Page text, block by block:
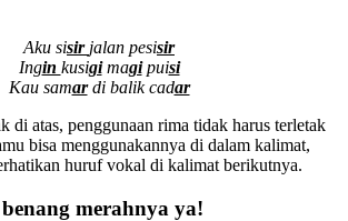
Aku sisir jalan pesisir
Ingin kusigimagipuisi
Kau samardi balik cadar
di atas, penggunaan rima tidak harus terletak
bisa menggunakannya di dalam kalimat,
huruf vokal di kalimat berikutnya.
merahnya ya!